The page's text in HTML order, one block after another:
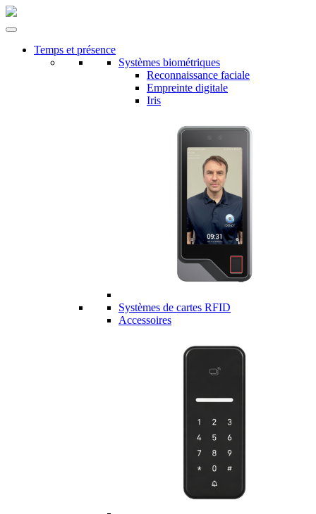
Temps et présence
Systèmes biométriques
Reconnaissance faciale
Empreinte digitale
Iris
Systèmes de cartes RFID
Accessoires